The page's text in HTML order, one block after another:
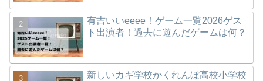
有吉いいeeee！ゲーム一覧2026ゲス
ト出演者！過去に遊んだゲームは何？
新しいカギ学校かくれんぼ高校小学校